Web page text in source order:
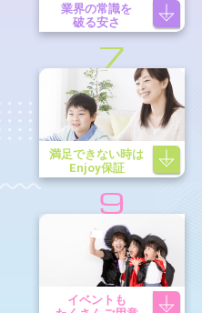
業界の常識を
破る安さ
7
満足できない時は
Enjoy保証
9
イベントも